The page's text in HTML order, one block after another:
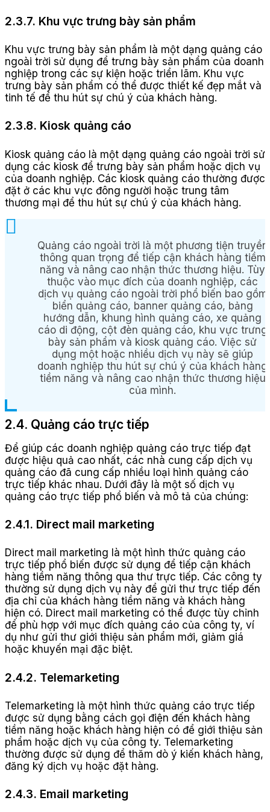
2.3.7. Khu vực trưng bày sản phẩm
Khu vực trưng bày sản phẩm là một dạng quảng cáo
ngoài trời sử dụng để trưng bày sản phẩm của doanh
nghiệp trong các sự kiện hoặc triển lãm. Khu vực
trưng bày sản phẩm có thể được thiết kế đẹp mắt và
tinh tế để thu hút sự chú ý của khách hàng.
2.3.8. Kiosk quảng cáo
Kiosk quảng cáo là một dạng quảng cáo ngoài trời sử
dụng các kiosk để trưng bày sản phẩm hoặc dịch vụ
của doanh nghiệp. Các kiosk quảng cáo thường được
đặt ở các khu vực đông người hoặc trung tâm
thương mại để thu hút sự chú ý của khách hàng.
Quảng cáo ngoài trời là một phương tiện truyền
thông quan trọng để tiếp cận khách hàng tiềm
năng và nâng cao nhận thức thương hiệu. Tùy
thuộc vào mục đích của doanh nghiệp, các
dịch vụ quảng cáo ngoài trời phổ biến bao gồm
biển quảng cáo, banner quảng cáo, bảng
hướng dẫn, khung hình quảng cáo, xe quảng
cáo di động, cột đèn quảng cáo, khu vực trưng
bày sản phẩm và kiosk quảng cáo. Việc sử
dụng một hoặc nhiều dịch vụ này sẽ giúp
doanh nghiệp thu hút sự chú ý của khách hàng
tiềm năng và nâng cao nhận thức thương hiệu
của mình.
2.4. Quảng cáo trực tiếp
Để giúp các doanh nghiệp quảng cáo trực tiếp đạt
được hiệu quả cao nhất, các nhà cung cấp dịch vụ
quảng cáo đã cung cấp nhiều loại hình quảng cáo
trực tiếp khác nhau. Dưới đây là một số dịch vụ
quảng cáo trực tiếp phổ biến và mô tả của chúng:
2.4.1. Direct mail marketing
Direct mail marketing là một hình thức quảng cáo
trực tiếp phổ biến được sử dụng để tiếp cận khách
hàng tiềm năng thông qua thư trực tiếp. Các công ty
thường sử dụng dịch vụ này để gửi thư trực tiếp đến
địa chỉ của khách hàng tiềm năng và khách hàng
hiện có. Direct mail marketing có thể được tùy chỉnh
để phù hợp với mục đích quảng cáo của công ty, ví
dụ như gửi thư giới thiệu sản phẩm mới, giảm giá
hoặc khuyến mại đặc biệt.
2.4.2. Telemarketing
Telemarketing là một hình thức quảng cáo trực tiếp
được sử dụng bằng cách gọi điện đến khách hàng
tiềm năng hoặc khách hàng hiện có để giới thiệu sản
phẩm hoặc dịch vụ của công ty. Telemarketing
thường được sử dụng để thăm dò ý kiến khách hàng,
đăng ký dịch vụ hoặc đặt hàng.
2.4.3. Email marketing